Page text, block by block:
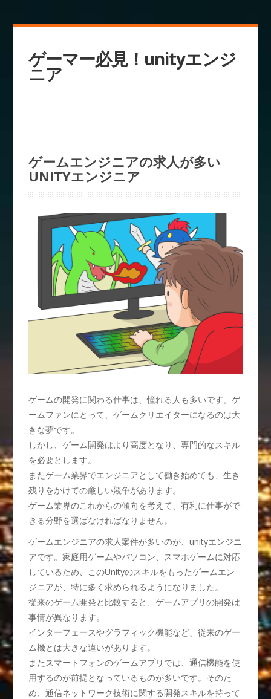
ゲーマー必見！unityエンジ
ニア
ゲームエンジニアの求人が多い
UNITYエンジニア
ゲームの開発に関わる仕事は、憧れる人も多いです。ゲ
ームファンにとって、ゲームクリエイターになるのは大
きな夢です。
しかし、ゲーム開発はより高度となり、専門的なスキル
を必要とします。
またゲーム業界でエンジニアとして働き始めても、生き
残りをかけての厳しい競争があります。
ゲーム業界のこれからの傾向を考えて、有利に仕事がで
きる分野を選ばなければなりません。
ゲームエンジニアの求人案件が多いのが、unityエンジニ
アです。家庭用ゲームやパソコン、スマホゲームに対応
しているため、このUnityのスキルをもったゲームエン
ジニアが、特に多く求められるようになりました。
従来のゲーム開発と比較すると、ゲームアプリの開発は
事情が異なります。
インターフェースやグラフィック機能など、従来のゲー
ム機とは大きな違いがあります。
またスマートフォンのゲームアプリでは、通信機能を使
用するのが前提となっているものが多いです。そのた
め、通信ネットワーク技術に関する開発スキルを持って